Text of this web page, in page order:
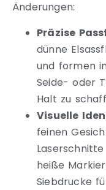
Änderungen:
Präzise
dünne
und formen
Seide- oder
Halt zu
Visuelle
feinen
heiße
Siebdrucke